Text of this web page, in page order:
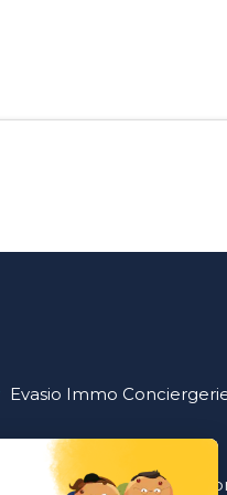
Evasio Immo
A propos Vous êtes